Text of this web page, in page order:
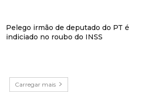
Pelego irmão de deputado do PT é
indiciado no roubo do INSS
Carregar mais